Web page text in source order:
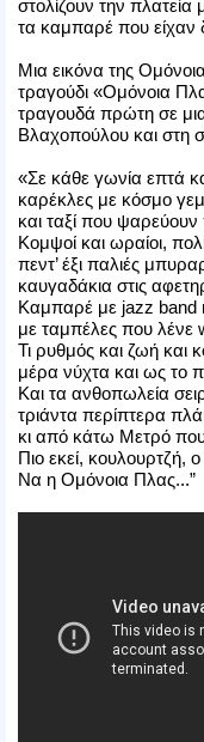
στολίζουν την πλατεία
τα καμπαρέ που είχαν
Μια εικόνα της
τραγούδι «Ομόνοια
τραγουδά πρώτη σε
Βλαχοπούλου και στη
«Σε κάθε γωνία επτά
καρέκλες με κόσμο
και ταξί που ψαρεύουν
Κομψοί και ωραίοι,
πεντ’ έξι παλιές
καυγαδάκια στις
Καμπαρέ με jazz band
με ταμπέλες που λένε
Τι ρυθμός και ζωή και
μέρα νύχτα και ως το
Και τα ανθοπωλεία
τριάντα περίπτερα
κι από κάτω Μετρό
Πιο εκεί, κουλουρτζή,
Να η Ομόνοια Πλας...”